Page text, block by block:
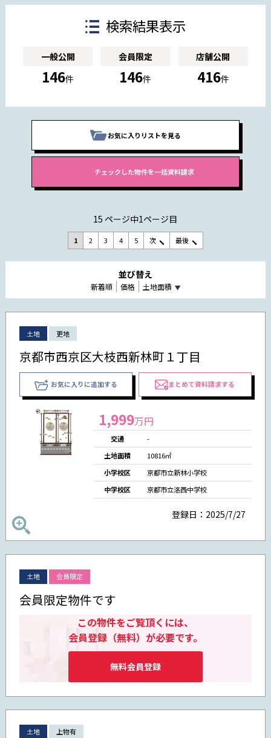
検索結果表示
一般公開
146件
会員限定
146件
店舗公開
416件
お気に入りリストを見る
15 ページ中1ページ目
1 2 3 4 5 次 最後
並び替え
新着順 価格 土地面積
土地 更地
京都市西京区大枝西新林町１丁目
お気に入りに追加する まとめて資料請求する
1,999万円
交通
-
土地面積
10816㎡
小学校区
京都市立新林小学校
中学校区
京都市立洛西中学校
登録日：2025/7/27
土地 会員限定
会員限定物件です
この物件をご覧頂くには、
会員登録（無料）が必要です。
無料会員登録
土地 上物有